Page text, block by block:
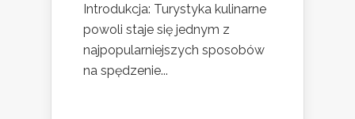
Introdukcja: Turystyka kulinarne
powoli staje się jednym z
najpopularniejszych sposobów
na spędzenie...